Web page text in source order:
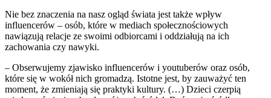
Nie bez znaczenia na nasz ogląd świata jest także wpływ
influencerów – osób, które w mediach społecznościowych
nawiązują relacje ze swoimi odbiorcami i oddziałują na ich
zachowania czy nawyki.
– Obserwujemy zjawisko influencerów i youtuberów oraz osób,
które się w wokół nich gromadzą. Istotne jest, by zauważyć ten
moment, że zmieniają się praktyki kultury. (…) Dzieci czerpią